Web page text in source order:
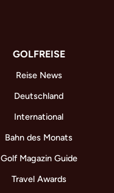
GOLFREISE
Reise News
Deutschland
International
Bahn des Monats
Golf Magazin Guide
Travel Awards